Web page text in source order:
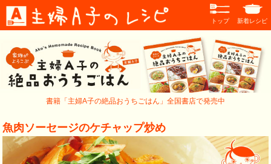
新着レシピ
トップ
書籍「主婦A子の絶品おうちごはん」全国書店で発売中
魚肉ソーセージのケチャップ炒め